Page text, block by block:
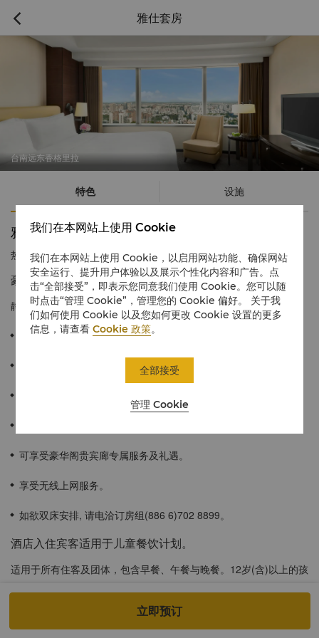
 雅仕套房
台南远东香格里拉
特色 设施
雅仕套房
热线电话 1 866 565 5050
豪华雅致 现代风尚
静谧宽敞的雅仕套房正适合需要特别接待和服务的商务旅客。
89平方米 / 956平方英尺
可享受豪华阁贵宾廊专属服务及礼遇。
享受无线上网服务。
如欲双床安排, 请电洽订房组(886 6)702 8899。
酒店入住宾客适用于儿童餐饮计划。
适用于所有住客及团体，包含早餐、午餐与晚餐。12岁(含)以上的孩
童将以成人价格计费。若您立即加入「香格里拉会」会员，还可享
有专属优惠：7岁(含)以上但未满12岁的孩童可享成人餐价五折优
惠，而未满7岁的孩童则可免费用餐(成人陪同，每房至多2位)。以上
立即预订
我们在本网站上使用 Cookie
我们在本网站上使用 Cookie，以启用网站功能、确保网站
安全运行、提升用户体验以及展示个性化内容和广告。点
击“全部接受”，即表示您同意我们使用 Cookie。您可以随
时点击“管理 Cookie”，管理您的 Cookie 偏好。 关于我
们如何使用 Cookie 以及您如何更改 Cookie 设置的更多
信息，请查看Cookie 政策。
管理 Cookie
全部接受